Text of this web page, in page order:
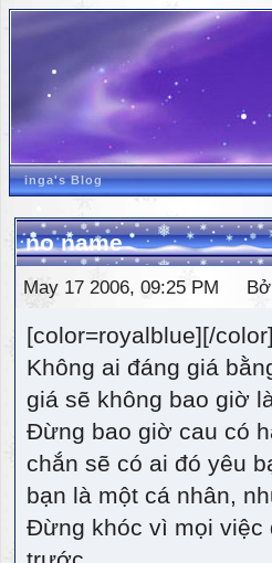
inga's Blog
no name
May 17 2006, 09:25 PM
[color=royalblue][/color]
Không ai đáng giá
giá sẽ không bao giờ
Đừng bao giờ cau có
chắn sẽ có ai đó yêu
bạn là một cá nhân,
Đừng khóc vì mọi việc